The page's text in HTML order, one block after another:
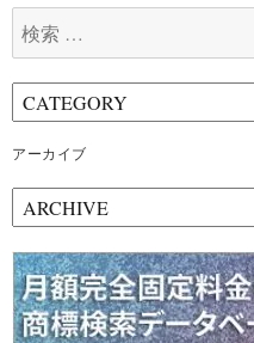
索:
アーカイブ
ー
カ
イ
ブ